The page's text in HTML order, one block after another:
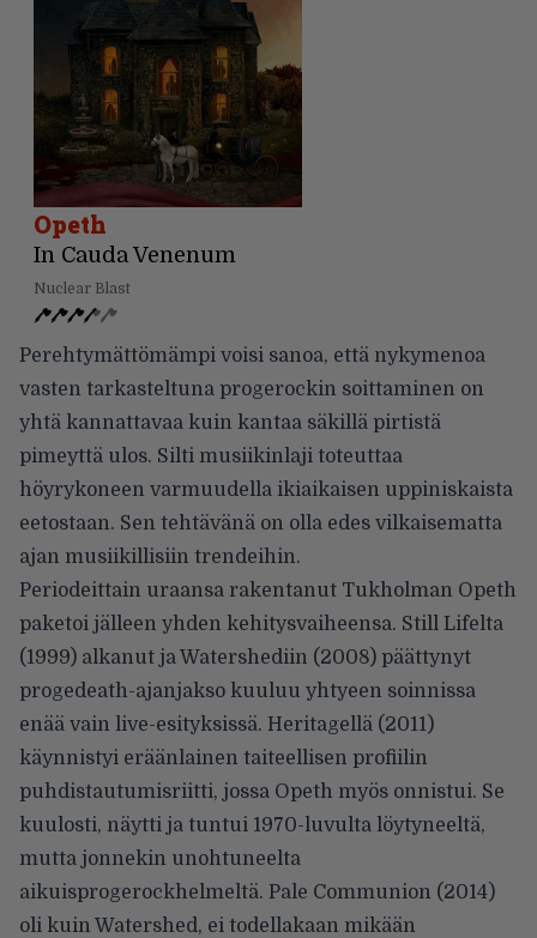
Opeth
In Cauda Venenum
Nuclear Blast
Perehtymättömämpi voisi sanoa, että nykymenoa
vasten tarkasteltuna progerockin soittaminen on
yhtä kannattavaa kuin kantaa säkillä pirtistä
pimeyttä ulos. Silti musiikinlaji toteuttaa
höyrykoneen varmuudella ikiaikaisen uppiniskaista
eetostaan. Sen tehtävänä on olla edes vilkaisematta
ajan musiikillisiin trendeihin.
Periodeittain uraansa rakentanut Tukholman Opeth
paketoi jälleen yhden kehitysvaiheensa. Still Lifelta
(1999) alkanut ja Watershediin (2008) päättynyt
progedeath-ajanjakso kuuluu yhtyeen soinnissa
enää vain live-esityksissä. Heritagellä (2011)
käynnistyi eräänlainen taiteellisen profiilin
puhdistautumisriitti, jossa Opeth myös onnistui. Se
kuulosti, näytti ja tuntui 1970-luvulta löytyneeltä,
mutta jonnekin unohtuneelta
aikuisprogerockhelmeltä. Pale Communion (2014)
oli kuin Watershed, ei todellakaan mikään